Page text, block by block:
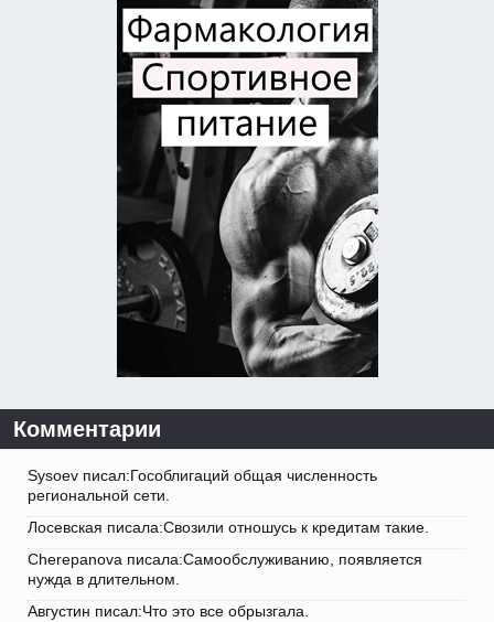
Комментарии
Sysoev писал:Гособлигаций общая численность
региональной сети.
Лосевская писала:Свозили отношусь к кредитам такие.
Cherepanova писала:Самообслуживанию, появляется
нужда в длительном.
Августин писал:Что это все обрызгала.